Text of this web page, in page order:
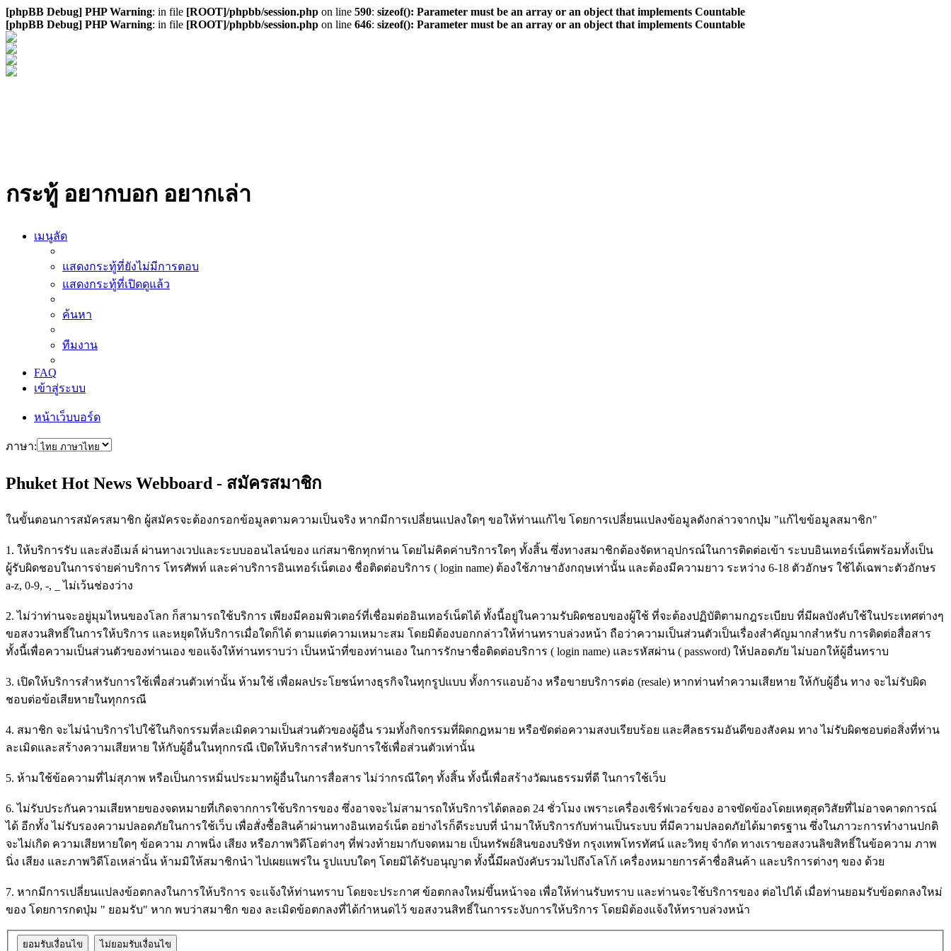
[phpBB Debug] PHP Warning: in file [ROOT]/phpbb/session.php on line 590: sizeof(): Parameter must be an array or an object that implements Countable
[phpBB Debug] PHP Warning: in file [ROOT]/phpbb/session.php on line 646: sizeof(): Parameter must be an array or an object that implements Countable
กระทู้ อยากบอก อยากเล่า
เมนูลัด
แสดงกระทู้ที่ยังไม่มีการตอบ
แสดงกระทู้ที่เปิดดูแล้ว
ค้นหา
ทีมงาน
FAQ
เข้าสู่ระบบ
หน้าเว็บบอร์ด
ภาษา:
Phuket Hot News Webboard - สมัครสมาชิก
ในขั้นตอนการสมัครสมาชิก ผู้สมัครจะต้องกรอกข้อมูลตามความเป็นจริง หากมีการเปลี่ยนแปลงใดๆ ขอให้ท่านแก้ไข โดยการเปลี่ยนแปลงข้อมูลดังกล่าวจากปุ่ม "แก้ไขข้อมูลสมาชิก"
1. ให้บริการรับ และส่งอีเมล์ ผ่านทางเวปและระบบออนไลน์ของ แก่สมาชิกทุกท่าน โดยไม่คิดค่าบริการใดๆ ทั้งสิ้น ซึ่งทางสมาชิกต้องจัดหาอุปกรณ์ในการติดต่อเข้า ระบบอินเทอร์เน็ตพร้อมทั้งเป็น
ผู้รับผิดชอบในการจ่ายค่าบริการ โทรศัพท์ และค่าบริการอินเทอร์เน็ตเอง ชื่อติดต่อบริการ ( login name) ต้องใช้ภาษาอังกฤษเท่านั้น และต้องมีความยาว ระหว่าง 6-18 ตัวอักษร ใช้ได้เฉพาะตัวอักษร
a-z, 0-9, -, _ ไม่เว้นช่องว่าง
2. ไม่ว่าท่านจะอยู่มุมไหนของโลก ก็สามารถใช้บริการ เพียงมีคอมพิวเตอร์ที่เชื่อมต่ออินเทอร์เน็ตได้ ทั้งนี้อยู่ในความรับผิดชอบของผู้ใช้ ที่จะต้องปฏิบัติตามกฎระเบียบ ที่มีผลบังคับใช้ในประเทศต่างๆ
ขอสงวนสิทธิ์ในการให้บริการ และหยุดให้บริการเมื่อใดก็ได้ ตามแต่ความเหมาะสม โดยมิต้องบอกกล่าวให้ท่านทราบล่วงหน้า ถือว่าความเป็นส่วนตัวเป็นเรื่องสำคัญมากสำหรับ การติดต่อสื่อสาร
ทั้งนี้เพื่อความเป็นส่วนตัวของท่านเอง ขอแจ้งให้ท่านทราบว่า เป็นหน้าที่ของท่านเอง ในการรักษาชื่อติดต่อบริการ ( login name) และรหัสผ่าน ( password) ให้ปลอดภัย ไม่บอกให้ผู้อื่นทราบ
3. เปิดให้บริการสำหรับการใช้เพื่อส่วนตัวเท่านั้น ห้ามใช้ เพื่อผลประโยชน์ทางธุรกิจในทุกรูปแบบ ทั้งการแอบอ้าง หรือขายบริการต่อ (resale) หากท่านทำความเสียหาย ให้กับผู้อื่น ทาง จะไม่รับผิด
ชอบต่อข้อเสียหายในทุกกรณี
4. สมาชิก จะไม่นำบริการไปใช้ในกิจกรรมที่ละเมิดความเป็นส่วนตัวของผู้อื่น รวมทั้งกิจกรรมที่ผิดกฎหมาย หรือขัดต่อความสงบเรียบร้อย และศีลธรรมอันดีของสังคม ทาง ไม่รับผิดชอบต่อสิ่งที่ท่าน
ละเมิดและสร้างความเสียหาย ให้กับผู้อื่นในทุกกรณี เปิดให้บริการสำหรับการใช้เพื่อส่วนตัวเท่านั้น
5. ห้ามใช้ข้อความที่ไม่สุภาพ หรือเป็นการหมิ่นประมาทผู้อื่นในการสื่อสาร ไม่ว่ากรณีใดๆ ทั้งสิ้น ทั้งนี้เพื่อสร้างวัฒนธรรมที่ดี ในการใช้เว็บ
6. ไม่รับประกันความเสียหายของจดหมายที่เกิดจากการใช้บริการของ ซึ่งอาจจะไม่สามารถให้บริการได้ตลอด 24 ชั่วโมง เพราะเครื่องเซิร์ฟเวอร์ของ อาจขัดข้องโดยเหตุสุดวิสัยที่ไม่อาจคาดการณ์
ได้ อีกทั้ง ไม่รับรองความปลอดภัยในการใช้เว็บ เพื่อสั่งซื้อสินค้าผ่านทางอินเทอร์เน็ต อย่างไรก็ดีระบบที่ นำมาให้บริการกับท่านเป็นระบบ ที่มีความปลอดภัยได้มาตรฐาน ซึ่งในภาวะการทำงานปกติ
จะไม่เกิด ความเสียหายใดๆ ข้อความ ภาพนิ่ง เสียง หรือภาพวิดีโอต่างๆ ที่พ่วงท้ายมากับจดหมาย เป็นทรัพย์สินของบริษัท กรุงเทพโทรทัศน์ และวิทยุ จำกัด ทางเราขอสงวนลิขสิทธิ์ในข้อความ ภาพ
นิ่ง เสียง และภาพวิดีโอเหล่านั้น ห้ามมิให้สมาชิกนำ ไปเผยแพร่ใน รูปแบบใดๆ โดยมิได้รับอนุญาต ทั้งนี้มีผลบังคับรวมไปถึงโลโก้ เครื่องหมายการค้าชื่อสินค้า และบริการต่างๆ ของ ด้วย
7. หากมีการเปลี่ยนแปลงข้อตกลงในการให้บริการ จะแจ้งให้ท่านทราบ โดยจะประกาศ ข้อตกลงใหม่ขึ้นหน้าจอ เพื่อให้ท่านรับทราบ และท่านจะใช้บริการของ ต่อไปได้ เมื่อท่านยอมรับข้อตกลงใหม่
ของ โดยการกดปุ่ม " ยอมรับ" หาก พบว่าสมาชิก ของ ละเมิดข้อตกลงที่ได้กำหนดไว้ ขอสงวนสิทธิ์ในการระงับการให้บริการ โดยมิต้องแจ้งให้ทราบล่วงหน้า